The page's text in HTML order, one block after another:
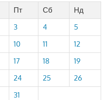
Пт Сб
Нд
3 4
5
10 11
12
17 18
19
24 25
26
31